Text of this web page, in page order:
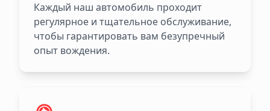
Каждый наш автомобиль проходит
регулярное и тщательное обслуживание,
чтобы гарантировать вам безупречный
опыт вождения.